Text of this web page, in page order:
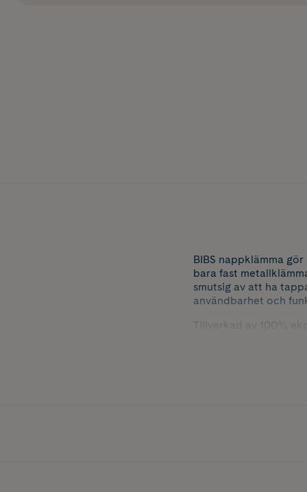
BIBS nappklämma
bara fast
smutsig av att ha
användbarhet och
Tillverkad av 100%